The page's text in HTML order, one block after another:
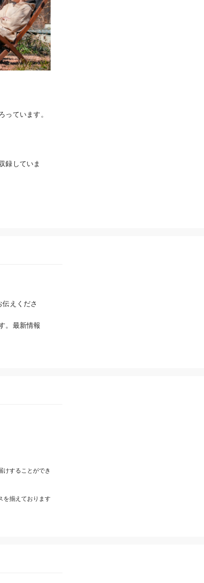
ています。
録していま
えくださ
。最新情報
けすることができ
を揃えております